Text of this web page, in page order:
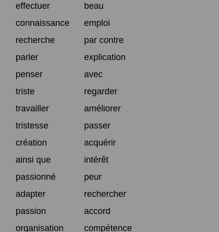
effectuer
beau
connaissance
emploi
recherche
par contre
parler
explication
penser
avec
triste
regarder
travailler
améliorer
tristesse
passer
création
acquérir
ainsi que
intérêt
passionné
peur
adapter
rechercher
passion
accord
organisation
compétence